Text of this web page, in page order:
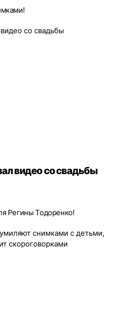
видео со свадьбы
Регины Тодоренко!